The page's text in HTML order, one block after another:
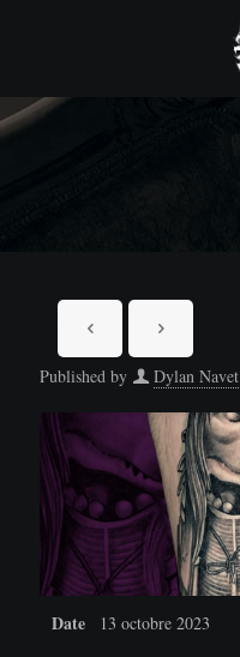
Published by Dylan Navet
Date 13 octobre 2023